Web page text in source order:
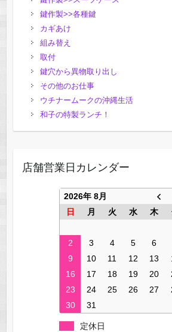
鍵作製>>各種鍵
カギあけ
組み替え
取付
鍵穴から異物取り出し
その他のお仕事
ウチナームークの沖縄生活
和子の特製ランチ！
店舗営業日カレンダー
2026年 8月
日
月 火 水 木
2
3 4 5 6
9
10 11 12 13
16
17 18 19 20
23
24 25 26 27
30
31
定休日